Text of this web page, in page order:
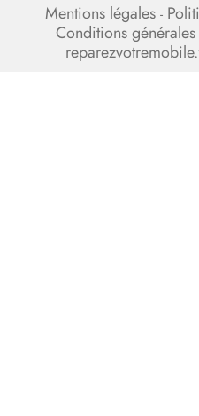
Mentions légales -
Conditions